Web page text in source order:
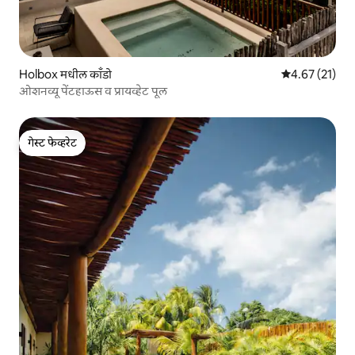
Holbox मधील काँडो 5 पैकी 4.67
4.67 (21)
ओशनव्यू पेंटहाऊस व प्रायव्हेट पूल
गेस्ट फेव्हरेट
गेस्ट फेव्हरेट